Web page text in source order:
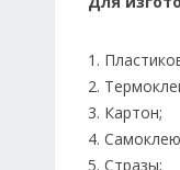
1.
2.
3. Картон;
4.
5. Стразы;